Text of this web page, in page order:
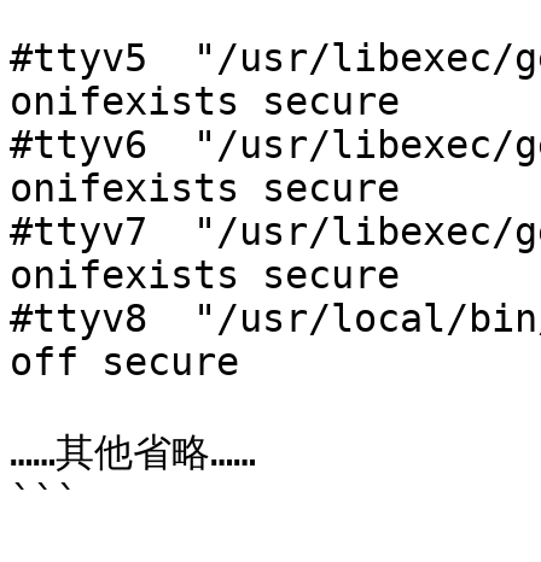
#ttyv5	"/usr/libexec/getty Pc"		xterm
onifexists secure
#ttyv6	"/usr/libexec/getty Pc"		xterm
onifexists secure
#ttyv7	"/usr/libexec/getty Pc"		xterm
onifexists secure
#ttyv8	"/usr/local/bin/xdm -nodaemon"	xterm
off secure
……其他省略……
```